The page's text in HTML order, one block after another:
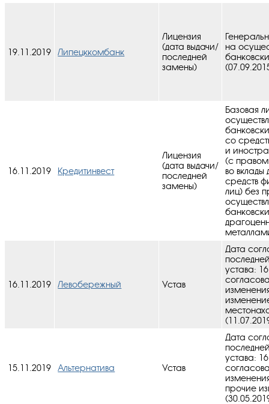
19.11.2019 Липецккомбанк
Лицензия
(дата выдачи/
последней
замены)
на
16.11.2019 Кредитинвест
Лицензия
(дата выдачи/
последней
замены)
Базовая
со
и
(с правом
во вклады
средств
лиц) без
16.11.2019 Левобережный Устав
Дата
устава:
15.11.2019 Альтернатива Устав
Дата
устава:
прочие